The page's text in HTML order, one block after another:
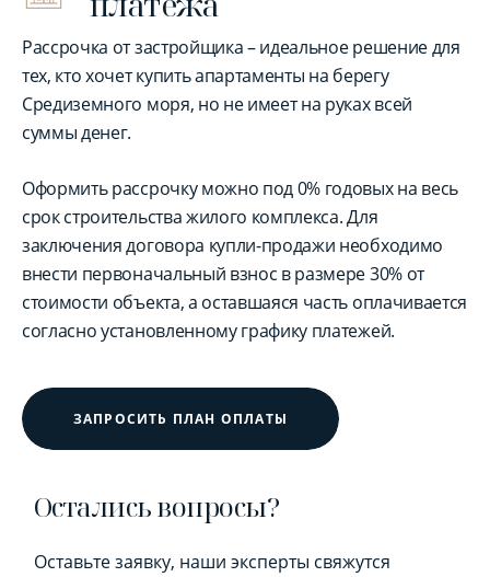
Рассрочка от застройщика – идеальное решение для
тех, кто хочет купить апартаменты на берегу
Средиземного моря, но не имеет на руках всей
суммы денег.
Оформить рассрочку можно под 0% годовых на весь
срок строительства жилого комплекса. Для
заключения договора купли-продажи необходимо
внести первоначальный взнос в размере 30% от
стоимости объекта, а оставшаяся часть оплачивается
согласно установленному графику платежей.
ЗАПРОСИТЬ ПЛАН ОПЛАТЫ
Остались вопросы?
Оставьте заявку, наши эксперты свяжутся